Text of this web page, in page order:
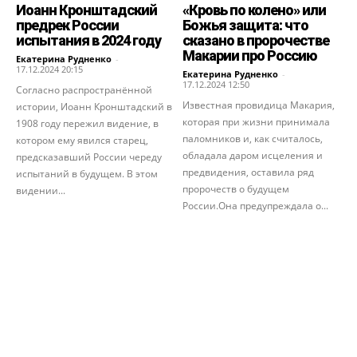
Иоанн Кронштадский
предрек России
испытания в 2024 году
Екатерина Рудненко -
17.12.2024 20:15
Согласно распространённой
истории, Иоанн Кронштадский в
1908 году пережил видение, в
котором ему явился старец,
предсказавший России череду
испытаний в будущем. В этом
видении...
«Кровь по колено» или
Божья защита: что
сказано в пророчестве
Макарии про Россию
Екатерина Рудненко -
17.12.2024 12:50
Известная провидица Макария,
которая при жизни принимала
паломников и, как считалось,
обладала даром исцеления и
предвидения, оставила ряд
пророчеств о будущем
России.Она предупреждала о...